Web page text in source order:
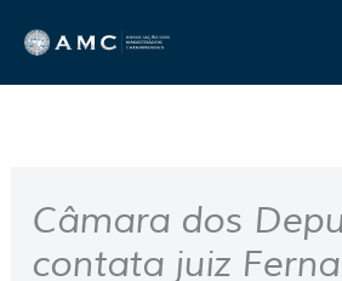
para
o
Câmara dos
contata juiz